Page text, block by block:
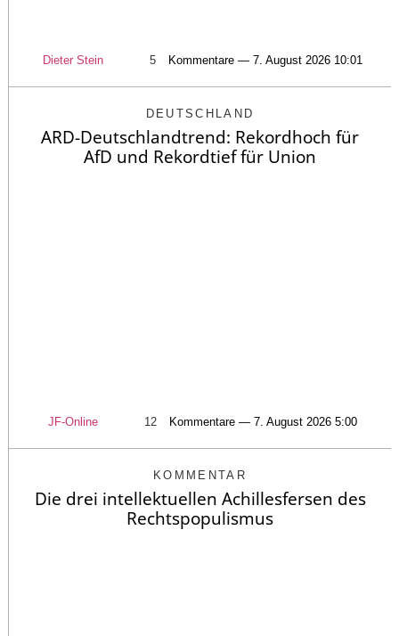
Dieter Stein 5 Kommentare — 7. August 2026 10:01
DEUTSCHLAND
ARD-Deutschlandtrend: Rekordhoch für
AfD und Rekordtief für Union
JF-Online 12 Kommentare — 7. August 2026 5:00
KOMMENTAR
Die drei intellektuellen Achillesfersen des
Rechtspopulismus